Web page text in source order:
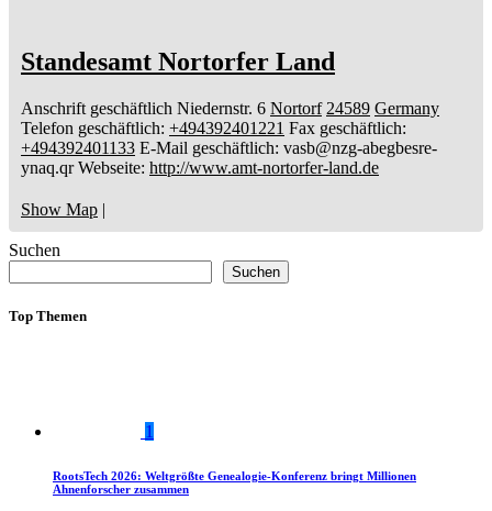
Standesamt Nortorfer Land
Anschrift geschäftlich Niedernstr. 6 Nortorf 24589 Germany
Telefon geschäftlich: +494392401221 Fax geschäftlich:
+494392401133 E-Mail geschäftlich: vasb@nzg-abegbesre-
ynaq.qr Webseite: http://www.amt-nortorfer-land.de
Show Map |
Suchen
Suchen
Top Themen
1
RootsTech 2026: Weltgrößte Genealogie-Konferenz bringt Millionen
Ahnenforscher zusammen